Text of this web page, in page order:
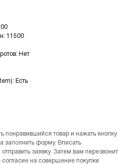
11500
Нет
Есть
понравившийся товар и нажать кнопку
заполнить форму. Вписать
заявку. Затем вам перезвонит
на совершение покупки